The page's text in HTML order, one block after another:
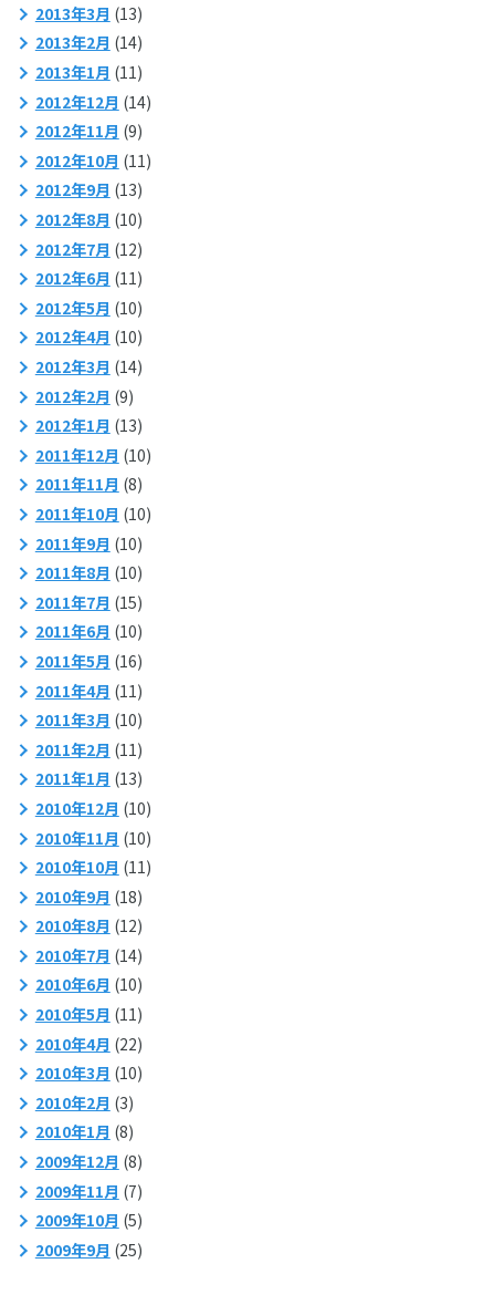
2013年3月 (13)
2013年2月 (14)
2013年1月 (11)
2012年12月 (14)
2012年11月 (9)
2012年10月 (11)
2012年9月 (13)
2012年8月 (10)
2012年7月 (12)
2012年6月 (11)
2012年5月 (10)
2012年4月 (10)
2012年3月 (14)
2012年2月 (9)
2012年1月 (13)
2011年12月 (10)
2011年11月 (8)
2011年10月 (10)
2011年9月 (10)
2011年8月 (10)
2011年7月 (15)
2011年6月 (10)
2011年5月 (16)
2011年4月 (11)
2011年3月 (10)
2011年2月 (11)
2011年1月 (13)
2010年12月 (10)
2010年11月 (10)
2010年10月 (11)
2010年9月 (18)
2010年8月 (12)
2010年7月 (14)
2010年6月 (10)
2010年5月 (11)
2010年4月 (22)
2010年3月 (10)
2010年2月 (3)
2010年1月 (8)
2009年12月 (8)
2009年11月 (7)
2009年10月 (5)
2009年9月 (25)